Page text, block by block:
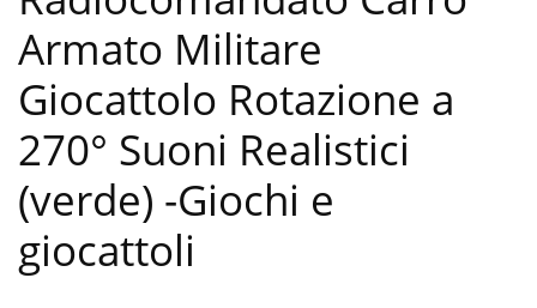
Armato Militare
Giocattolo Rotazione a
270° Suoni Realistici
(verde) -Giochi e
giocattoli